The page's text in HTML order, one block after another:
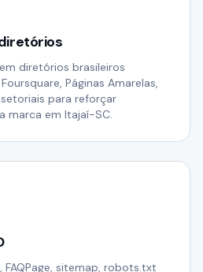
diretórios brasileiros
Páginas Amarelas,
para reforçar
marca em Itajaí-SC.
FAQPage, sitemap, robots.txt